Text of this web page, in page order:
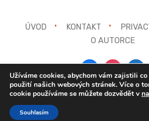
ÚVOD KONTAKT
O AUTORCE
facebookinstagram
mail
Užíváme cookies, abychom vám zajistili
použití našich webových stránek. Více o
cookie používáme se můžete dozvědět v
Souhlasím